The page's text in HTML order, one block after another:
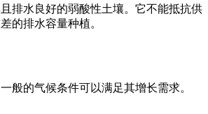
排水良好的弱酸性土壤。它不能抵抗供
的排水容量种植。
般的气候条件可以满足其增长需求。